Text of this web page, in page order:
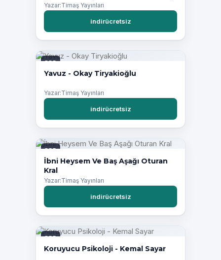
Yazar:Timaş Yayınları
indirücretsiz
PDF
Yavuz - Okay Tiryakioğlu
Yazar:Timaş Yayınları
indirücretsiz
PDF
İbni Heysem Ve Baş Aşağı Oturan
Kral
Yazar:Timaş Yayınları
indirücretsiz
PDF
Koruyucu Psikoloji - Kemal Sayar